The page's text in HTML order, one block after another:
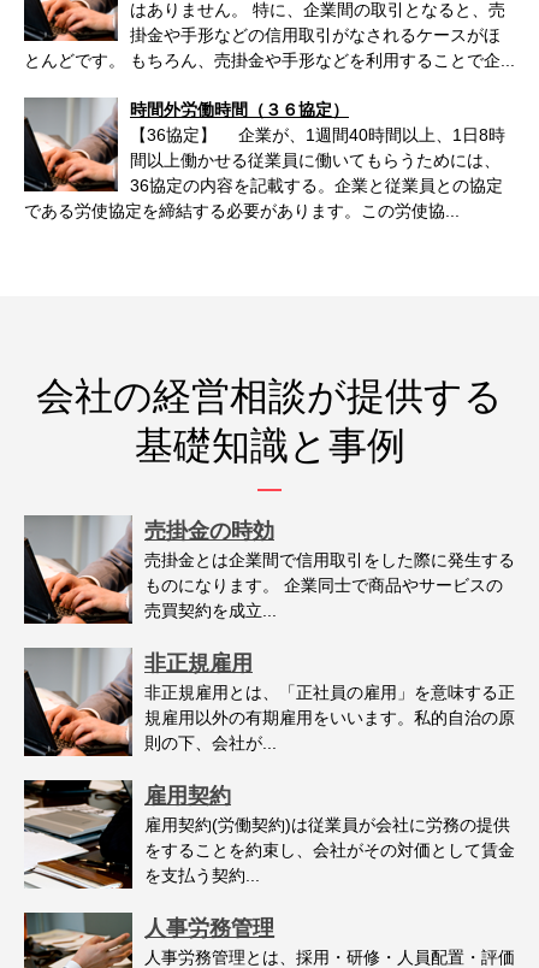
はありません。 特に、企業間の取引となると、売
掛金や手形などの信用取引がなされるケースがほ
とんどです。 もちろん、売掛金や手形などを利用することで企...
時間外労働時間（３６協定）
【36協定】 企業が、1週間40時間以上、1日8時
間以上働かせる従業員に働いてもらうためには、
36協定の内容を記載する。企業と従業員との協定
である労使協定を締結する必要があります。この労使協...
会社の経営相談が提供する
基礎知識と事例
売掛金の時効
売掛金とは企業間で信用取引をした際に発生する
ものになります。 企業同士で商品やサービスの
売買契約を成立...
非正規雇用
非正規雇用とは、「正社員の雇用」を意味する正
規雇用以外の有期雇用をいいます。私的自治の原
則の下、会社が...
雇用契約
雇用契約(労働契約)は従業員が会社に労務の提供
をすることを約束し、会社がその対価として賃金
を支払う契約...
人事労務管理
人事労務管理とは、採用・研修・人員配置・評価